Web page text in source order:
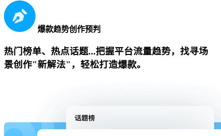
爆款趋势创作预判
热门榜单、热点话题...把握平台流量趋势，找寻场
景创作"新解法"，轻松打造爆款。